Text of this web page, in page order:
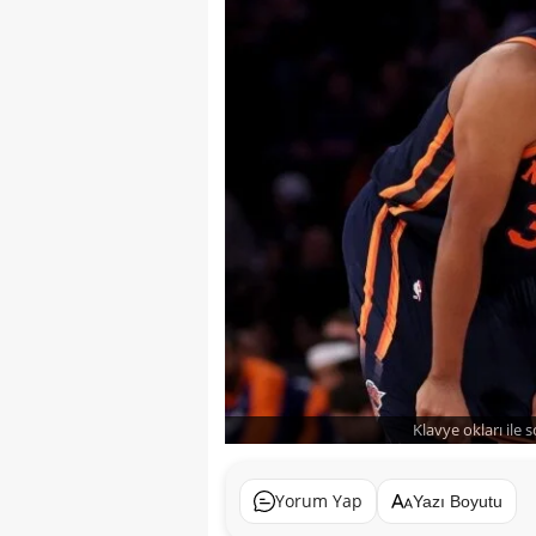
Klavye okları ile
Yorum Yap Yazı Boyutu